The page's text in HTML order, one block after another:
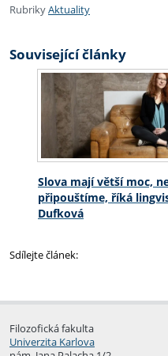
RubrikyAktuality
Související články
Slova mají větší moc,
připouštíme, říká
Dufková
Sdílejte článek:
Filozofická fakulta
Univerzita Karlova